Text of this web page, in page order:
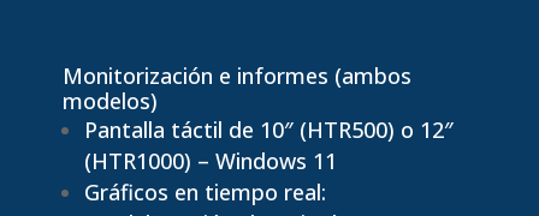
Monitorización e informes (ambos
modelos)
Pantalla táctil de 10″ (HTR500) o 12″
(HTR1000) – Windows 11
Gráficos en tiempo real: